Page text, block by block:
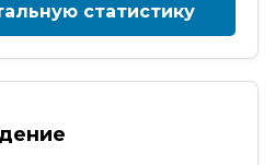
статистику